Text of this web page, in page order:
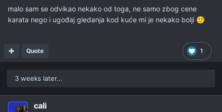
bio sam ubeđen da sam te pitao gde ti gledaš filmove jer
kad god ih okačiš ja odem da proverim i sve su neki CAM
malo sam se odvikao nekako od toga, ne samo zbog cene
karata nego i ugođaj gledanja kod kuće mi je nekako bolji 🙂
1
Quote
3 weeks later...
cali